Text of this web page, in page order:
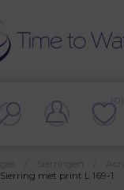
(0)
Sierring met print L 169-1